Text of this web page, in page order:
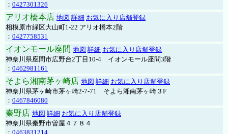
： 0427301326
アリオ橋本店 地図 詳細 お気に入り店舗登録
相模原市緑区大山町1-22 アリオ橋本2階
： 0427758531
イオンモール座間 地図 詳細 お気に入り店舗登録
神奈川県座間市広野台2丁目10-4 イオンモール座間3階
： 0462981161
そよら湘南茅ヶ崎店 地図 詳細 お気に入り店舗登録
神奈川県茅ヶ崎市茅ヶ崎2‐7‐71 そよら湘南茅ヶ崎３F
： 0467846080
秦野店 地図 詳細 お気に入り店舗登録
神奈川県秦野市曽屋４７８４
： 0463831214